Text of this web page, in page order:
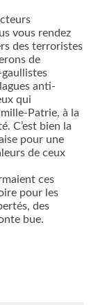
vous rendez
des terroristes
de
anti-
qui
Patrie, à la
C’est bien la
pour une
de ceux
ces
pour les
des
bue.